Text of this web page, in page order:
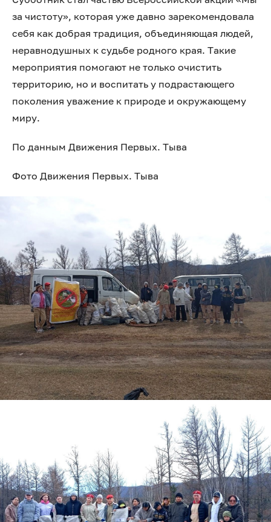
за чистоту», которая уже давно зарекомендовала
себя как добрая традиция, объединяющая людей,
неравнодушных к судьбе родного края. Такие
мероприятия помогают не только очистить
территорию, но и воспитать у подрастающего
поколения уважение к природе и окружающему
миру.
По данным Движения Первых. Тыва
Фото Движения Первых. Тыва